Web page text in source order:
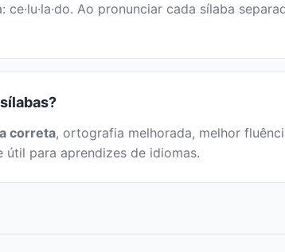
Ao pronunciar cada sílaba
correta, ortografia melhorada, melhor
para aprendizes de idiomas.